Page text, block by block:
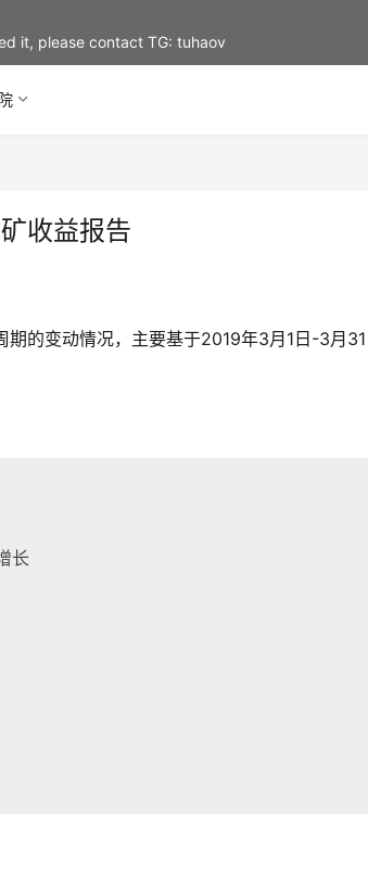
收益报告
的变动情况，主要基于2019年3月1日-3月
长
it, please contact TG: tuhaov